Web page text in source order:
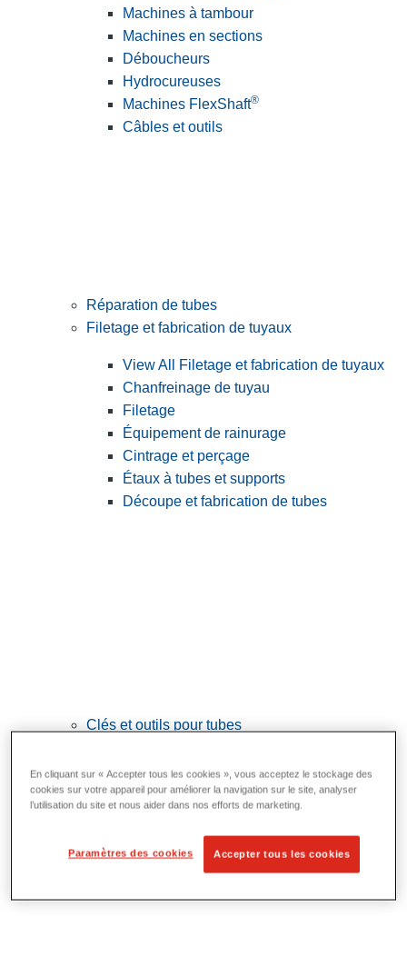
Machines à tambour
Machines en sections
Déboucheurs
Hydrocureuses
Machines FlexShaft®
Câbles et outils
Réparation de tubes
Filetage et fabrication de tuyaux
View All Filetage et fabrication de tuyaux
Chanfreinage de tuyau
Filetage
Équipement de rainurage
Cintrage et perçage
Étaux à tubes et supports
Découpe et fabrication de tubes
Clés et outils pour tubes
Clés
Cintrage et mise en forme
Préparation et découpe des tubes
En cliquant sur « Accepter tous les cookies », vous acceptez le stockage des
cookies sur votre appareil pour améliorer la navigation sur le site, analyser
l’utilisation du site et nous aider dans nos efforts de marketing.
Paramètres des cookies Accepter tous les cookies